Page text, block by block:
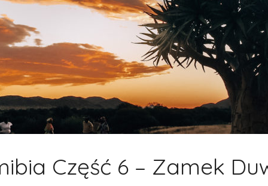
Część 6 – Zamek